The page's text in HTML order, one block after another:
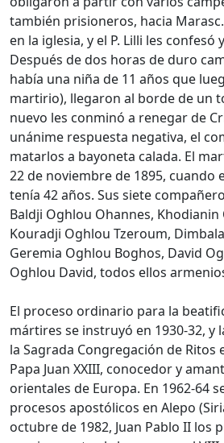
también prisioneros, hacia
en la iglesia, y el P. Lilli les
Después de dos horas de duro
había una niña de 11 años que
martirio), llegaron al borde de un
nuevo les conminó a renegar de
unánime respuesta negativa, el
matarlos a bayoneta calada. El
22 de noviembre de 1895, cuando
tenía 42 años. Sus siete
Baldji Oghlou Ohannes, Khodianin
Kouradji Oghlou Tzeroum,
Geremia Oghlou Boghos, David
Oghlou David, todos ellos
El proceso ordinario para la
mártires se instruyó en 1930-32, y
la Sagrada Congregación de Ritos
Papa Juan XXIII, conocedor y
orientales de Europa. En 1962-64
procesos apostólicos en Alepo
octubre de 1982, Juan Pablo II los